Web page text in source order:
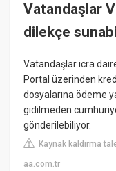
Vatandaşlar
dilekçe
Vatandaşlar icra
Portal üzerinden
dosyalarına ödeme
gidilmeden
gönderilebiliyor.
Kaynak kaldırma
aa.com.tr